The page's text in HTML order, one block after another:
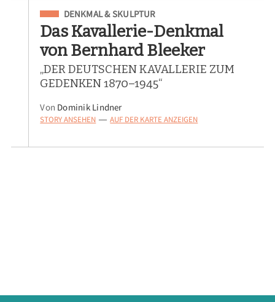
Eingeordnet unter
DENKMAL & SKULPTUR
Das Kavallerie-Denkmal
von Bernhard Bleeker
„DER DEUTSCHEN KAVALLERIE ZUM
GEDENKEN 1870–1945“
Von Dominik Lindner
STORY ANSEHEN — AUF DER KARTE ANZEIGEN